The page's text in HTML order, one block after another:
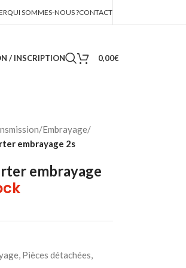
QUI SOMMES-NOUS ?CONTACT
/ INSCRIPTION 0,00€
/Embrayage/
embrayage 2s
embrayage
, Pièces détachées,